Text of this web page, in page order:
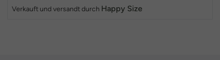
Verkauft und versandt durch Happy Size